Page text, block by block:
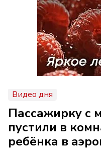
Видео дня
Пассажирку с
пустили в
ребёнка в